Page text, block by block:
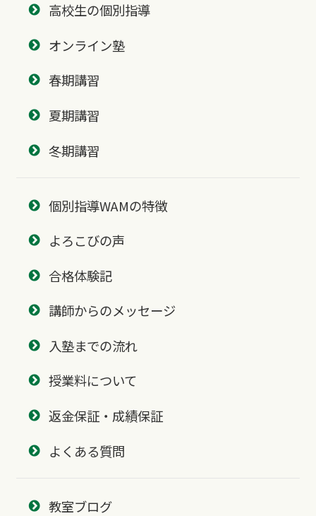
高校生の個別指導
オンライン塾
春期講習
夏期講習
冬期講習
個別指導WAMの特徴
よろこびの声
合格体験記
講師からのメッセージ
入塾までの流れ
授業料について
返金保証・成績保証
よくある質問
教室ブログ